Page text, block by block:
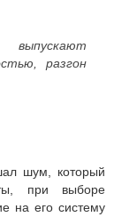
выпускают
разгон
шум, который
при выборе
на его систему